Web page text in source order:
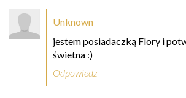
Unknown
jestem posiadaczką Flory i
świetna :)
Odpowiedz